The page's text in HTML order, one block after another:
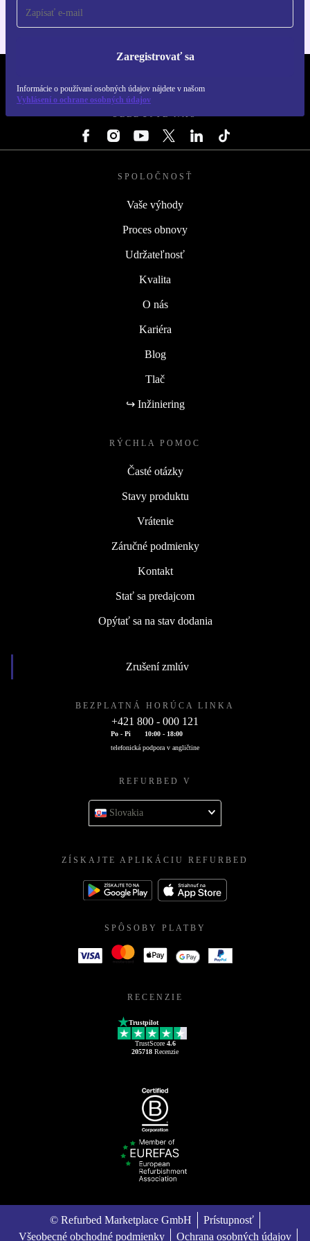
Zaregistrovať sa
Informácie o používaní osobných údajov nájdete v našom
Vyhlásení o ochrane osobných údajov
SLEDUJTE NÁS
SPOLOČNOSŤ
Vaše výhody
Proces obnovy
Udržateľnosť
Kvalita
O nás
Kariéra
Blog
Tlač
↪ Inžiniering
RÝCHLA POMOC
Časté otázky
Stavy produktu
Vrátenie
Záručné podmienky
Kontakt
Stať sa predajcom
Opýtať sa na stav dodania
Zrušení zmlúv
BEZPLATNÁ HORÚCA LINKA
+421 800 - 000 121
Po - Pi
10:00 - 18:00
telefonická podpora v angličtine
REFURBED V
Slovakia
ZÍSKAJTE APLIKÁCIU REFURBED
SPÔSOBY PLATBY
RECENZIE
Trustpilot
TrustScore 4.6
205718 Recenzie
© Refurbed Marketplace GmbH
Prístupnosť
Všeobecné obchodné podmienky
Ochrana osobných údajov